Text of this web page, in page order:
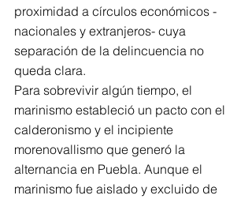
proximidad a círculos económicos -
nacionales y extranjeros- cuya
separación de la delincuencia no
queda clara.
Para sobrevivir algún tiempo, el
marinismo estableció un pacto con el
calderonismo y el incipiente
morenovallismo que generó la
alternancia en Puebla. Aunque el
marinismo fue aislado y excluido de